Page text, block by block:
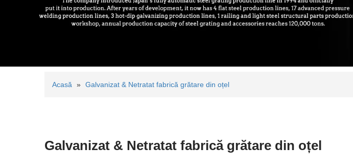
Acasă » Galvanizat & Netratat fabrică grătare din oțel
Galvanizat & Netratat fabrică grătare din oțel